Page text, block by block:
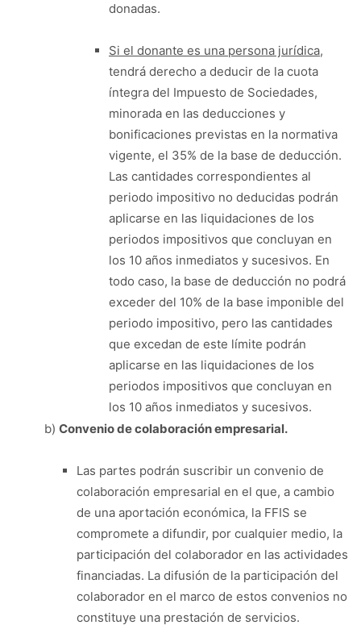
donadas.
Si el donante es una persona jurídica,
tendrá derecho a deducir de la cuota
íntegra del Impuesto de Sociedades,
minorada en las deducciones y
bonificaciones previstas en la normativa
vigente, el 35% de la base de deducción.
Las cantidades correspondientes al
periodo impositivo no deducidas podrán
aplicarse en las liquidaciones de los
periodos impositivos que concluyan en
los 10 años inmediatos y sucesivos. En
todo caso, la base de deducción no podrá
exceder del 10% de la base imponible del
periodo impositivo, pero las cantidades
que excedan de este límite podrán
aplicarse en las liquidaciones de los
periodos impositivos que concluyan en
los 10 años inmediatos y sucesivos.
b) Convenio de colaboración empresarial.
Las partes podrán suscribir un convenio de
colaboración empresarial en el que, a cambio
de una aportación económica, la FFIS se
compromete a difundir, por cualquier medio, la
participación del colaborador en las actividades
financiadas. La difusión de la participación del
colaborador en el marco de estos convenios no
constituye una prestación de servicios.